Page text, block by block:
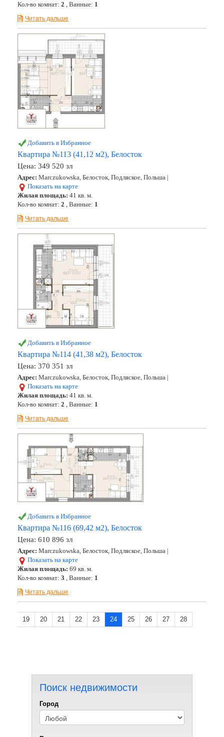
Кол-во комнат: 2 , Ванные: 1
Читать дальше
Добавить в Избранное
Квартира №113 (41,12 м2), Белосток
Цена: 349 520 зл
Адрес: Marczukowska, Белосток, Подляское, Польша |
Показать на карте
Жилая площадь: 41 кв. м.
Кол-во комнат: 2 , Ванные: 1
Читать дальше
Добавить в Избранное
Квартира №114 (41,38 м2), Белосток
Цена: 370 351 зл
Адрес: Marczukowska, Белосток, Подляское, Польша |
Показать на карте
Жилая площадь: 41 кв. м.
Кол-во комнат: 2 , Ванные: 1
Читать дальше
Добавить в Избранное
Квартира №116 (69,42 м2), Белосток
Цена: 610 896 зл
Адрес: Marczukowska, Белосток, Подляское, Польша |
Показать на карте
Жилая площадь: 69 кв. м.
Кол-во комнат: 3 , Ванные: 1
Читать дальше
19 20 21 22 23 24 25 26 27 28
Поиск недвижимости
Город